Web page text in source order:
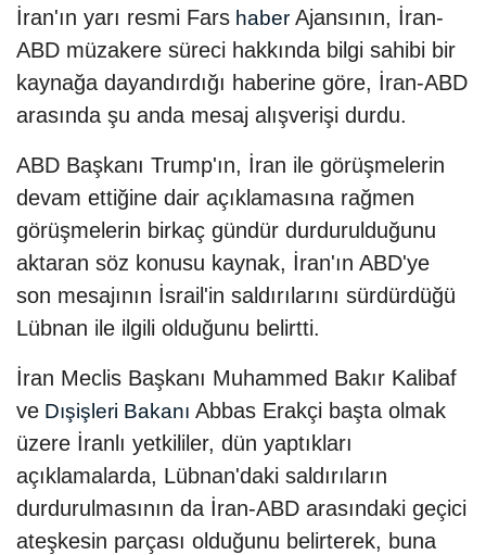
İran'ın yarı resmi Fars haber Ajansının, İran-
ABD müzakere süreci hakkında bilgi sahibi bir
kaynağa dayandırdığı haberine göre, İran-ABD
arasında şu anda mesaj alışverişi durdu.
ABD Başkanı Trump'ın, İran ile görüşmelerin
devam ettiğine dair açıklamasına rağmen
görüşmelerin birkaç gündür durdurulduğunu
aktaran söz konusu kaynak, İran'ın ABD'ye
son mesajının İsrail'in saldırılarını sürdürdüğü
Lübnan ile ilgili olduğunu belirtti.
İran Meclis Başkanı Muhammed Bakır Kalibaf
ve Dışişleri Bakanı Abbas Erakçi başta olmak
üzere İranlı yetkililer, dün yaptıkları
açıklamalarda, Lübnan'daki saldırıların
durdurulmasının da İran-ABD arasındaki geçici
ateşkesin parçası olduğunu belirterek, buna